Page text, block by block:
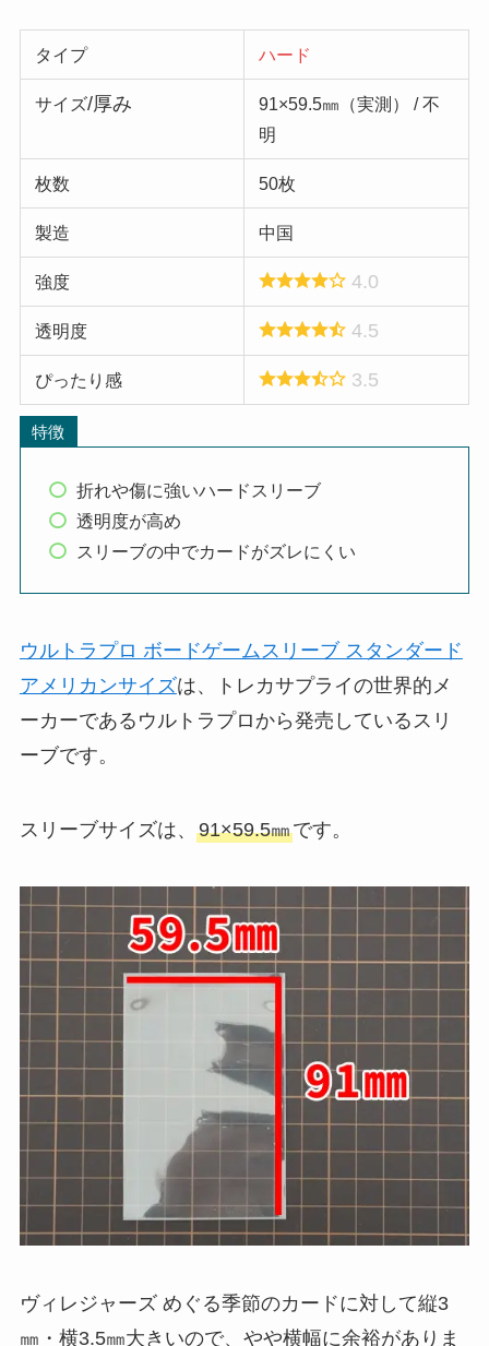
タイプ ハード
サイズ/厚み
91×59.5㎜（実測） / 不
明
枚数 50枚
製造 中国
強度 4.0
透明度 4.5
ぴったり感 3.5
特徴
折れや傷に強いハードスリーブ
透明度が高め
スリーブの中でカードがズレにくい
ウルトラプロ ボードゲームスリーブ スタンダード
アメリカンサイズは、トレカサプライの世界的メ
ーカーであるウルトラプロから発売しているスリ
ーブです。
スリーブサイズは、 91×59.5㎜です。
ヴィレジャーズ めぐる季節のカードに対して縦3
㎜・横3.5㎜大きいので、やや横幅に余裕がありま